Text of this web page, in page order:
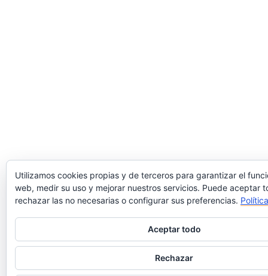
Utilizamos cookies propias y de terceros para garantizar el
web, medir su uso y mejorar nuestros servicios. Puede aceptar
rechazar las no necesarias o configurar sus preferencias.
Aceptar todo
Rechazar